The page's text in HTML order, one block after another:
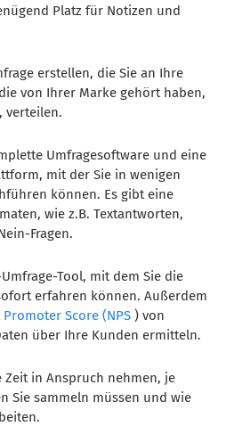
Platz für Notizen und
erstellen, die Sie an Ihre
von Ihrer Marke gehört haben,
verteilen.
Umfragesoftware und eine
mit der Sie in wenigen
können. Es gibt eine
wie z.B. Textantworten,
Fragen.
Tool, mit dem Sie die
erfahren können. Außerdem
Promoter Score (NPS ) von
über Ihre Kunden ermitteln.
Zeit in Anspruch nehmen, je
Sie sammeln müssen und wie